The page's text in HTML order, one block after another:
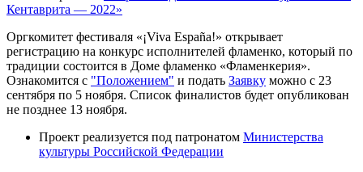
Кентаврита — 2022»
Оргкомитет фестиваля «¡Viva España!» открывает
регистрацию на конкурс исполнителей фламенко, который по
традиции состоится в Доме фламенко «Фламенкерия».
Ознакомится с "Положением" и подать Заявку можно с 23
сентября по 5 ноября. Список финалистов будет опубликован
не позднее 13 ноября.
Проект реализуется под патронатом Министерства
культуры Российской Федерации